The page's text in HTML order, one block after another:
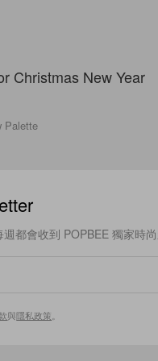
Palette
都會收到 POPBEE 獨家時尚
與隱私政策